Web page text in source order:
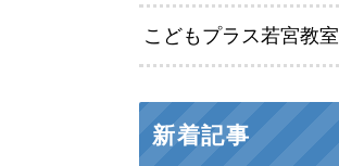
こどもプラス若宮教室
新着記事